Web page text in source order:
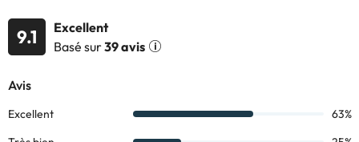
avez des questions, contactez-nous.
9.1
Excellent
Basé sur39 avis